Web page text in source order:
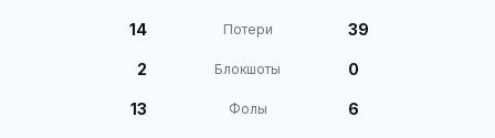
14 Потери 39
2 Блокшоты 0
13 Фолы 6